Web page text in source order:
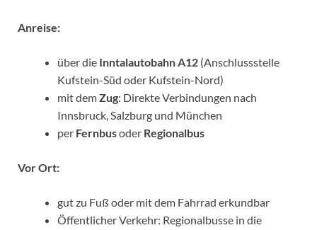
Anreise:
über die Inntalautobahn A12 (Anschlussstelle
Kufstein-Süd oder Kufstein-Nord)
mit demZug: Direkte Verbindungen nach
Innsbruck, Salzburg und München
per Fernbusoder Regionalbus
Vor Ort:
gut zu Fuß oder mit dem Fahrrad erkundbar
Öffentlicher Verkehr: Regionalbusse in die